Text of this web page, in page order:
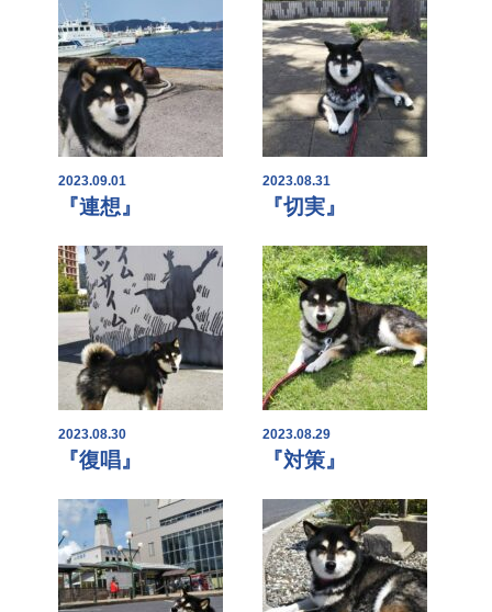
2023.09.01
『連想』
2023.08.31
『切実』
2023.08.30
『復唱』
2023.08.29
『対策』